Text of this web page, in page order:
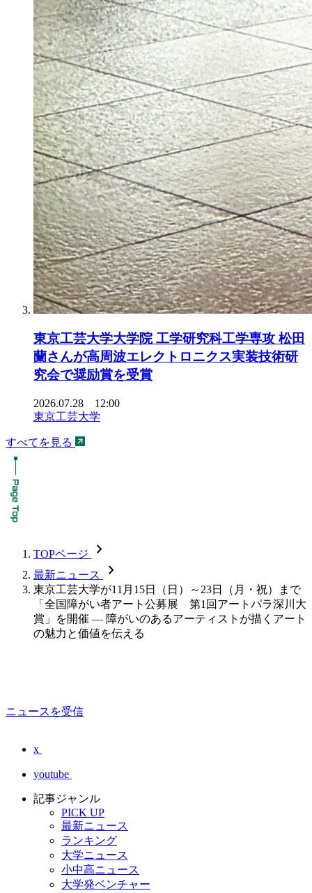
東京工芸大学大学院 工学研究科工学専攻 松田
蘭さんが高周波エレクトロニクス実装技術研
究会で奨励賞を受賞
2026.07.28 12:00
東京工芸大学
すべてを見る
TOPページ chevron_forward
最新ニュース chevron_forward
東京工芸大学が11月15日（日）～23日（月・祝）まで
「全国障がい者アート公募展 第1回アートパラ深川大
賞」を開催 — 障がいのあるアーティストが描くアート
の魅力と価値を伝える
ニュースを受信
x
youtube
記事ジャンル
PICK UP
最新ニュース
ランキング
大学ニュース
小中高ニュース
大学発ベンチャー